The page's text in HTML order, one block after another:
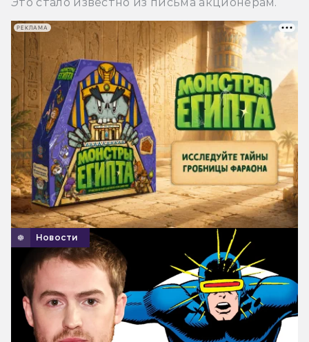
Это стало известно из письма акционерам.
Новости
РЕКЛАМА